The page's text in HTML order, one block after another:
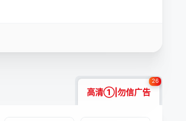
高清①|勿信广告
26